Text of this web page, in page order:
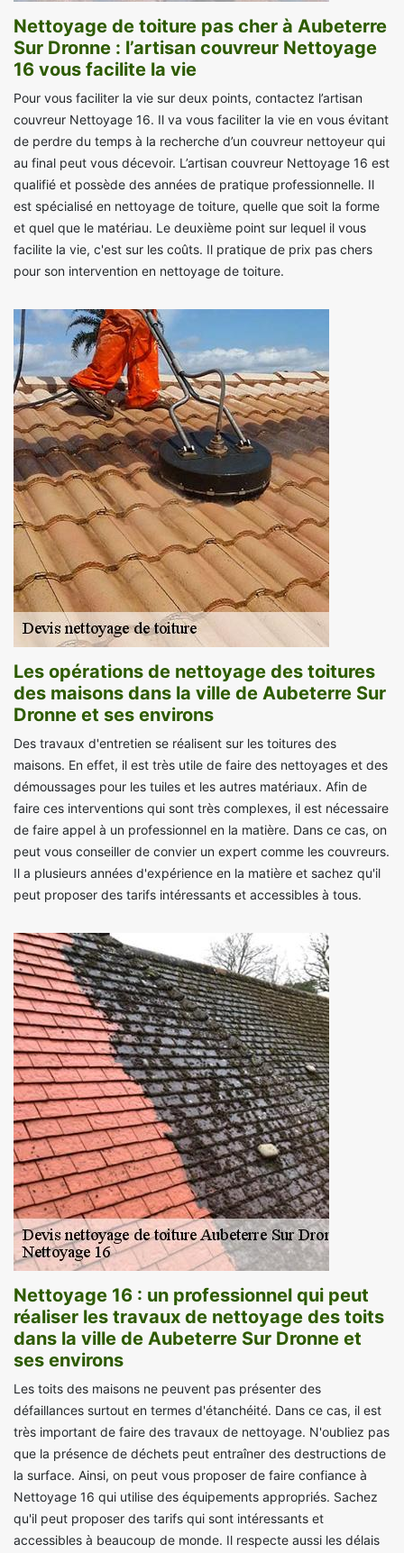
Nettoyage de toiture pas cher à Aubeterre
Sur Dronne : l’artisan couvreur Nettoyage
16 vous facilite la vie
Pour vous faciliter la vie sur deux points, contactez l’artisan
couvreur Nettoyage 16. Il va vous faciliter la vie en vous évitant
de perdre du temps à la recherche d’un couvreur nettoyeur qui
au final peut vous décevoir. L’artisan couvreur Nettoyage 16 est
qualifié et possède des années de pratique professionnelle. Il
est spécialisé en nettoyage de toiture, quelle que soit la forme
et quel que le matériau. Le deuxième point sur lequel il vous
facilite la vie, c'est sur les coûts. Il pratique de prix pas chers
pour son intervention en nettoyage de toiture.
Les opérations de nettoyage des toitures
des maisons dans la ville de Aubeterre Sur
Dronne et ses environs
Des travaux d'entretien se réalisent sur les toitures des
maisons. En effet, il est très utile de faire des nettoyages et des
démoussages pour les tuiles et les autres matériaux. Afin de
faire ces interventions qui sont très complexes, il est nécessaire
de faire appel à un professionnel en la matière. Dans ce cas, on
peut vous conseiller de convier un expert comme les couvreurs.
Il a plusieurs années d'expérience en la matière et sachez qu'il
peut proposer des tarifs intéressants et accessibles à tous.
Nettoyage 16 : un professionnel qui peut
réaliser les travaux de nettoyage des toits
dans la ville de Aubeterre Sur Dronne et
ses environs
Les toits des maisons ne peuvent pas présenter des
défaillances surtout en termes d'étanchéité. Dans ce cas, il est
très important de faire des travaux de nettoyage. N'oubliez pas
que la présence de déchets peut entraîner des destructions de
la surface. Ainsi, on peut vous proposer de faire confiance à
Nettoyage 16 qui utilise des équipements appropriés. Sachez
qu'il peut proposer des tarifs qui sont intéressants et
accessibles à beaucoup de monde. Il respecte aussi les délais